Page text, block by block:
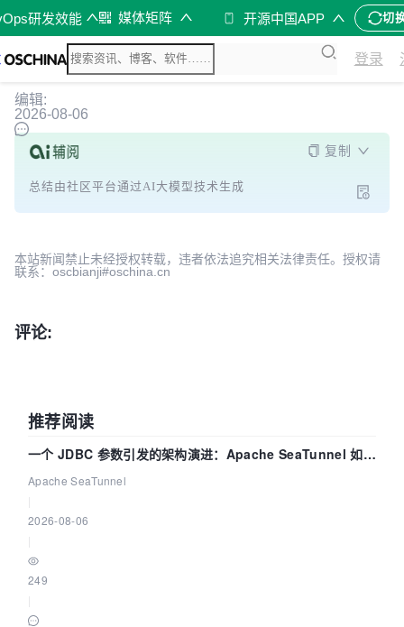
研发效能 媒体矩阵 开源中国APP 切
登录
编辑:
2026-08-06
复制
总结由社区平台通过AI大模型技术生成
本站新闻禁止未经授权转载，违者依法追究相关法律责任。授权请
联系：oscbianji#oschina.cn
评论:
推荐阅读
一个 JDBC 参数引发的架构演进：Apache SeaTunnel 如何
解决数据同步中的“定时 Flush”难题
Apache SeaTunnel
2026-08-06
249